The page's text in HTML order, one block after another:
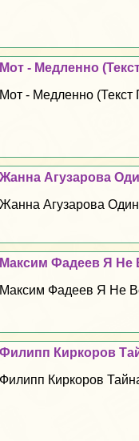
Мот - Медленно
Мот - Медленно (Текст
Жанна Агузарова
Жанна Агузарова
Максим Фадеев Я Не
Максим Фадеев Я Не
Филипп Киркоров
Филипп Киркоров